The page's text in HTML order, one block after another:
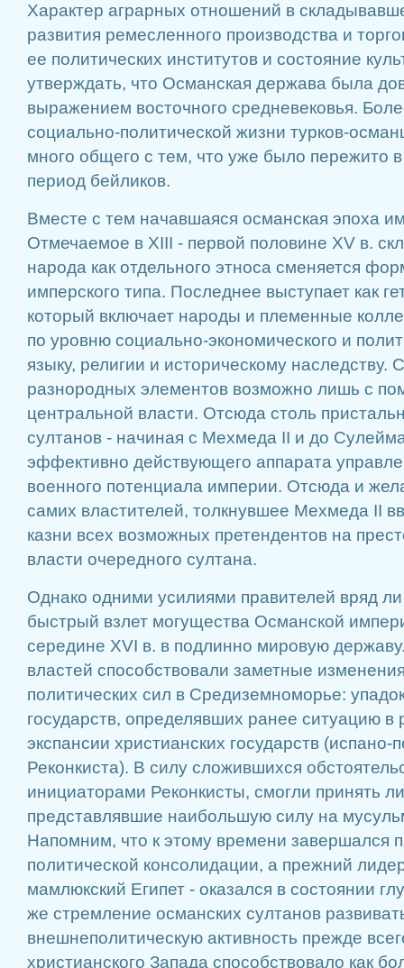
Характер аграрных отношений в
развития ремесленного производства и
ее политических институтов и состояние
утверждать, что Османская держава была
выражением восточного средневековья.
социально-политической жизни турков-
много общего с тем, что уже было пережито
период бейликов.
Вместе с тем начавшаяся османская эпоха
Отмечаемое в XIII - первой половине XV в.
народа как отдельного этноса сменяется
имперского типа. Последнее выступает как
который включает народы и племенные
по уровню социально-экономического и
языку, религии и историческому наследству.
разнородных элементов возможно лишь с
центральной власти. Отсюда столь
султанов - начиная с Мехмеда II и до
эффективно действующего аппарата
военного потенциала империи. Отсюда и
самих властителей, толкнувшее Мехмеда II
казни всех возможных претендентов на
власти очередного султана.
Однако одними усилиями правителей вряд
быстрый взлет могущества Османской
середине XVI в. в подлинно мировую
властей способствовали заметные
политических сил в Средиземноморье:
государств, определявших ранее ситуацию в
экспансии христианских государств (испано-
Реконкиста). В силу сложившихся
инициаторами Реконкисты, смогли принять
представлявшие наибольшую силу на
Напомним, что к этому времени завершался
политической консолидации, а прежний
мамлюкский Египет - оказался в состоянии
же стремление османских султанов
внешнеполитическую активность прежде
христианского Запада способствовало как